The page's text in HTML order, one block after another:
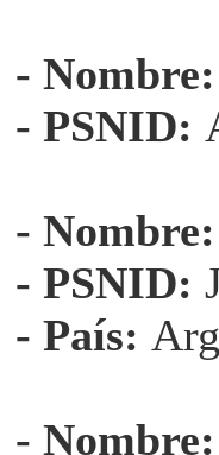
- Nombre:
- PSNID:
- Nombre:
- PSNID:
- País:
- Nombre: